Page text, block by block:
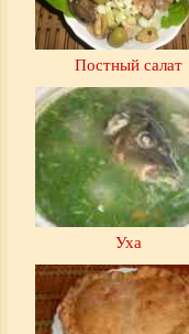
Постный салат
Уха